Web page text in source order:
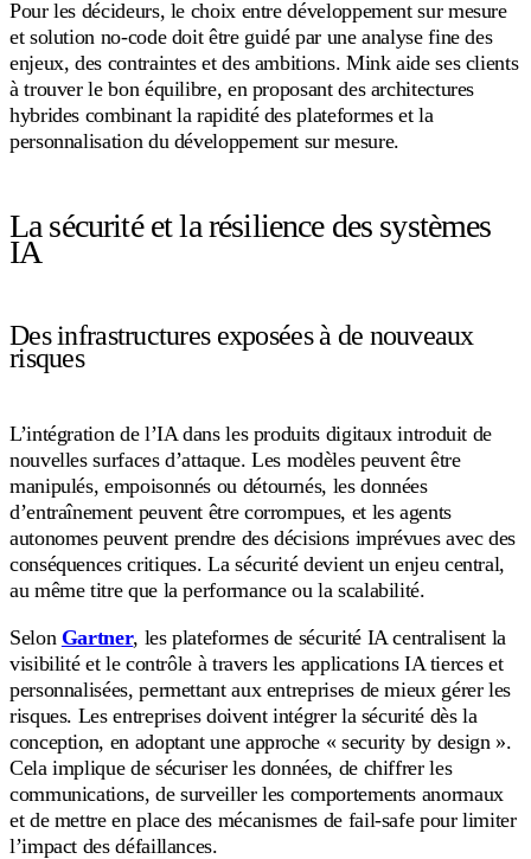
Pour les décideurs, le choix entre développement sur mesure
et solution no-code doit être guidé par une analyse fine des
enjeux, des contraintes et des ambitions. Mink aide ses clients
à trouver le bon équilibre, en proposant des architectures
hybrides combinant la rapidité des plateformes et la
personnalisation du développement sur mesure.
La sécurité et la résilience des systèmes
IA
Des infrastructures exposées à de nouveaux
risques
L’intégration de l’IA dans les produits digitaux introduit de
nouvelles surfaces d’attaque. Les modèles peuvent être
manipulés, empoisonnés ou détournés, les données
d’entraînement peuvent être corrompues, et les agents
autonomes peuvent prendre des décisions imprévues avec des
conséquences critiques. La sécurité devient un enjeu central,
au même titre que la performance ou la scalabilité.
Selon Gartner, les plateformes de sécurité IA centralisent la
visibilité et le contrôle à travers les applications IA tierces et
personnalisées, permettant aux entreprises de mieux gérer les
risques. Les entreprises doivent intégrer la sécurité dès la
conception, en adoptant une approche « security by design ».
Cela implique de sécuriser les données, de chiffrer les
communications, de surveiller les comportements anormaux
et de mettre en place des mécanismes de fail-safe pour limiter
l’impact des défaillances.